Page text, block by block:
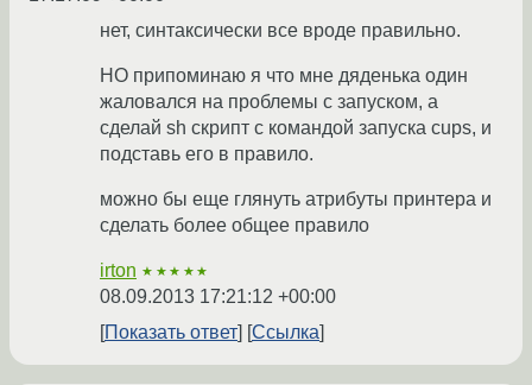
нет, синтаксически все вроде правильно.
НО припоминаю я что мне дяденька один
жаловался на проблемы с запуском, а
сделай sh скрипт с командой запуска cups, и
подставь его в правило.
можно бы еще глянуть атрибуты принтера и
сделать более общее правило
irton ★★★★★
08.09.2013 17:21:12 +00:00
Показать ответ
Ссылка